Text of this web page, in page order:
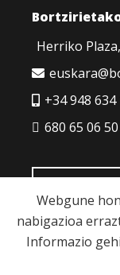
Herriko
+34 948 634
680 65 06 50
Webgune
nabigazioa
Informazio